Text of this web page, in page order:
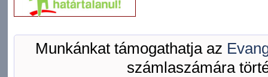
Munkánkat támogathatja az
számlaszámára